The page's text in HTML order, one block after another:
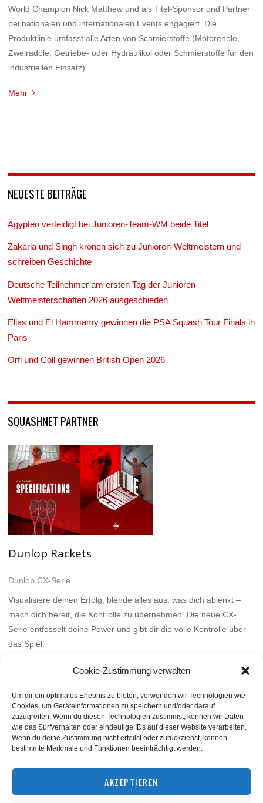
Cookie-Zustimmung verwalten
Um dir ein optimales Erlebnis zu bieten, verwenden wir Technologien wie
Cookies, um Geräteinformationen zu speichern und/oder darauf
zuzugreifen. Wenn du diesen Technologien zustimmst, können wir Daten
wie das Surfverhalten oder eindeutige IDs auf dieser Website verarbeiten.
Wenn du deine Zustimmung nicht erteilst oder zurückziehst, können
bestimmte Merkmale und Funktionen beeinträchtigt werden.
AKZEPTIEREN
World Champion Nick Matthew und als Titel-Sponsor und Partner
bei nationalen und internationalen Events engagiert. Die
Produktlinie umfasst alle Arten von Schmierstoffe (Motorenöle,
Zweiradöle, Getriebe- oder Hydrauliköl oder Schmierstoffe für den
industriellen Einsatz).
Mehr
NEUESTE BEITRÄGE
Ägypten verteidigt bei Junioren-Team-WM beide Titel
Zakaria und Singh krönen sich zu Junioren-Weltmeistern und
schreiben Geschichte
Deutsche Teilnehmer am ersten Tag der Junioren-
Weltmeisterschaften 2026 ausgeschieden
Elias und El Hammamy gewinnen die PSA Squash Tour Finals in
Paris
Orfi und Coll gewinnen British Open 2026
SQUASHNET PARTNER
Dunlop Rackets
Dunlop CX-Serie
Visualisiere deinen Erfolg, blende alles aus, was dich ablenkt –
mach dich bereit, die Kontrolle zu übernehmen. Die neue CX-
Serie entfesselt deine Power und gibt dir die volle Kontrolle über
das Spiel.
BACK TO TOP